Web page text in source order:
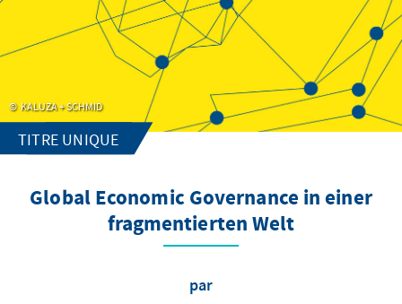
KALUZA + SCHMID
TITRE UNIQUE
Global Economic Governance in einer
fragmentierten Welt
par